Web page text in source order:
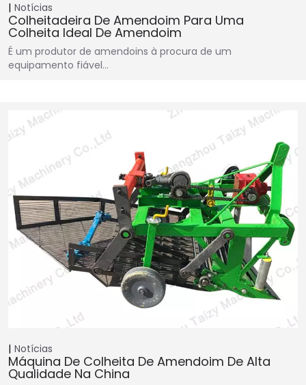
Notícias
Colheitadeira De Amendoim Para Uma
Colheita Ideal De Amendoim
É um produtor de amendoins à procura de um
equipamento fiável…
Notícias
Máquina De Colheita De Amendoim De Alta
Qualidade Na China